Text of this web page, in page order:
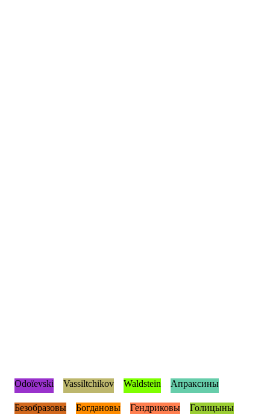
Odoïevski Vassiltchikov Waldstein Апраксины
Безобразовы Богдановы Гендриковы Голицыны